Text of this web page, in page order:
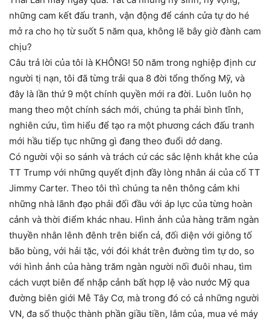
những cam kết đấu tranh, vận động để cánh cửa tự do hé
mở ra cho họ từ suốt 5 năm qua, không lẽ bây giờ đành cam
chịu?
Câu trả lời của tôi là KHÔNG! 50 năm trong nghiệp định cư
người tị nạn, tôi đã từng trải qua 8 đời tổng thống Mỹ, và
đây là lần thứ 9 một chính quyền mới ra đời. Luôn luôn họ
mang theo một chính sách mới, chúng ta phải bình tĩnh,
nghiên cứu, tìm hiểu để tạo ra một phương cách đấu tranh
mới hầu tiếp tục những gì đang theo đuổi dở dang.
Có người vội so sánh và trách cứ các sắc lệnh khắt khe của
TT Trump với những quyết định đầy lòng nhân ái của cố TT
Jimmy Carter. Theo tôi thì chúng ta nên thông cảm khi
những nhà lãnh đạo phải đối đầu với áp lực của từng hoàn
cảnh và thời điểm khác nhau. Hình ảnh của hàng trăm ngàn
thuyền nhân lênh đênh trên biển cả, đối diện với giông tố
bão bùng, với hải tặc, với đói khát trên đường tìm tự do, so
với hình ảnh của hàng trăm ngàn người nối đuôi nhau, tìm
cách vượt biên để nhập cảnh bất hợp lệ vào nước Mỹ qua
đường biên giới Mễ Tây Cơ, mà trong đó có cả những người
VN, đa số thuộc thành phần giầu tiền, lắm của, mua vé máy